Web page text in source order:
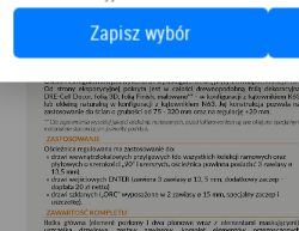
Zapisz wybór